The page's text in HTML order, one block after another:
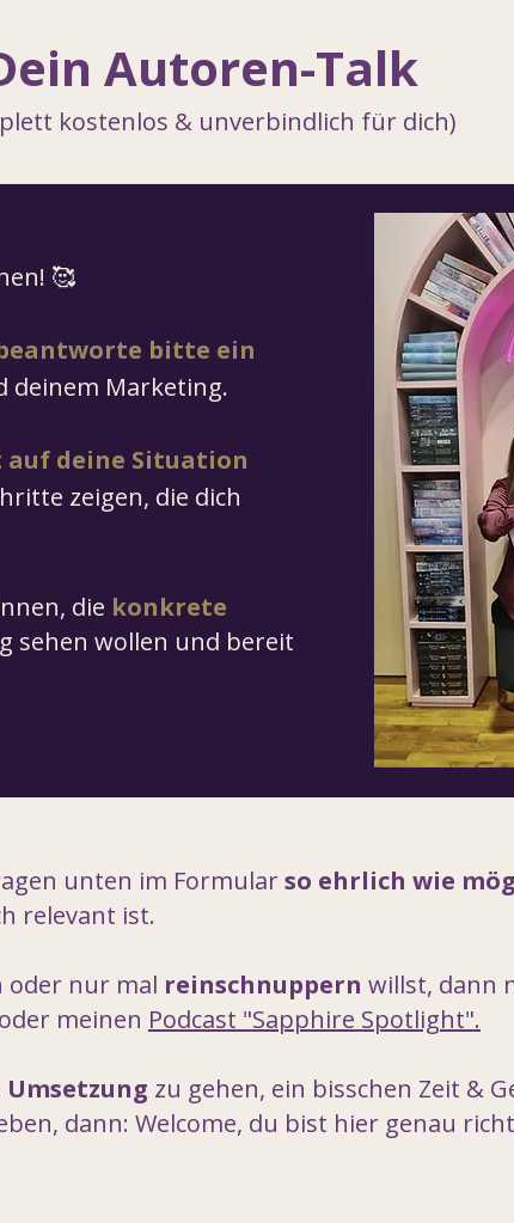
Autoren-Talk
kostenlos & unverbindlich für dich)
🥰
bitte ein
deinem Marketing.
deine Situation
zeigen, die dich
die konkrete
sehen wollen und bereit
unten im Formularso ehrlich wie
relevant ist.
oder nur mal reinschnuppern willst, dann
oder meinen Podcast "Sapphire Spotlight".
Umsetzung zu gehen, ein bisschen Zeit &
dann: Welcome, du bist hier genau